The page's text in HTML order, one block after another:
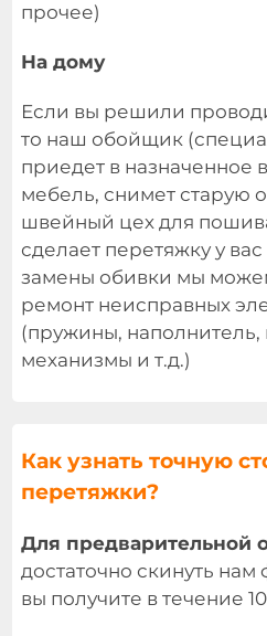
прочее)
На дому
Если вы решили
то наш обойщик
приедет в назначенное
мебель, снимет старую
швейный цех для
сделает перетяжку у
замены обивки мы
ремонт неисправных
(пружины, наполнитель,
механизмы и т.д.)
Как узнать точную
перетяжки?
Для предварительной
достаточно скинуть
вы получите в течение